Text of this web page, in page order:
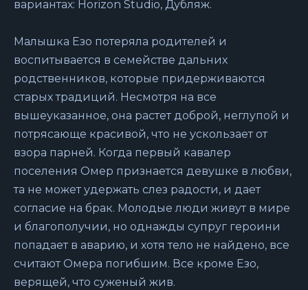
вариантах: Horizon Studio, Дубляж.
Малышка Езо потеряла родителей и
воспитывается в семействе дальних
родственников, которые придерживаются
старых традиций. Несмотря на все
вышеуказанное, она растет доброй, неглупой и
потрясающе красивой, что не ускользает от
взора парней. Когда первый кавалер
поселения Омер признается девушке в любви,
та не может удержать слез радости, и дает
согласие на брак. Молодые люди живут в мире
и благополучии, но однажды супруг героини
попадает в аварию, и хотя тело не найдено, все
считают Омера погибшим. Все кроме Езо,
верящей, что суженый жив.